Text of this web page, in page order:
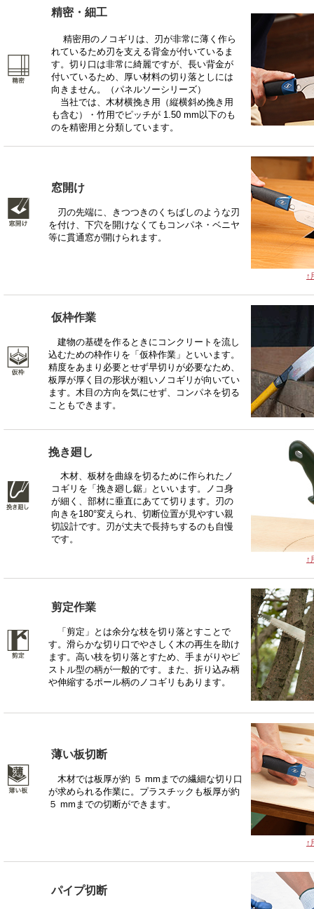
精密・細工
精密用のノコギリは、刃が非常に薄く作ら
れているため刃を支える背金が付いているま
す。切り口は非常に綺麗ですが、長い背金が
付いているため、厚い材料の切り落としには
向きません。（パネルソーシリーズ）
当社では、木材横挽き用（縦横斜め挽き用
も含む）・竹用でピッチが 1.50 mm以下のも
のを精密用と分類しています。
窓開け
刃の先端に、きつつきのくちばしのような刃
を付け、下穴を開けなくてもコンパネ・ベニヤ
等に貫通窓が開けられます。
↑
仮枠作業
建物の基礎を作るときにコンクリートを流し
込むための枠作りを「仮枠作業」といいます。
精度をあまり必要とせず早切りが必要なため、
板厚が厚く目の形状が粗いノコギリが向いてい
ます。木目の方向を気にせず、コンパネを切る
こともできます。
挽き廻し
木材、板材を曲線を切るために作られたノ
コギリを「挽き廻し鋸」といいます。ノコ身
が細く、部材に垂直にあてて切ります。刃の
向きを180°変えられ、切断位置が見やすい親
切設計です。刃が丈夫で長持ちするのも自慢
です。
↑
剪定作業
「剪定」とは余分な枝を切り落とすことで
す。滑らかな切り口でやさしく木の再生を助け
ます。高い枝を切り落とすため、手まがりやピ
ストル型の柄が一般的です。また、折り込み柄
や伸縮するポール柄のノコギリもあります。
薄い板切断
木材では板厚が約 ５ mmまでの繊細な切り口
が求められる作業に。プラスチックも板厚が約
５ mmまでの切断ができます。
↑
パイプ切断